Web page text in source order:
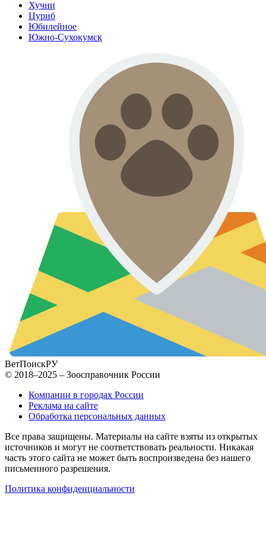
Хучни
Цуриб
Юбилейное
Южно-Сухокумск
ВетПоискРУ
© 2018–2025 – Зоосправочник России
Компании в городах России
Реклама на сайте
Обработка персональных данных
Все права защищены. Материалы на сайте взяты из открытых
источников и могут не соответствовать реальности. Никакая
часть этого сайта не может быть воспроизведена без нашего
письменного разрешения.
Политика конфиденциальности